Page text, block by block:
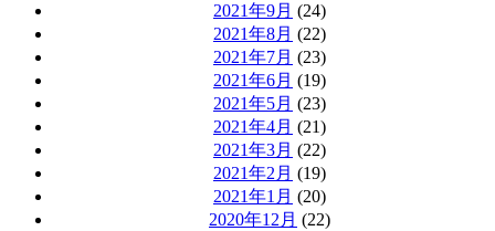
2021年9月 (24)
2021年8月 (22)
2021年7月 (23)
2021年6月 (19)
2021年5月 (23)
2021年4月 (21)
2021年3月 (22)
2021年2月 (19)
2021年1月 (20)
2020年12月 (22)